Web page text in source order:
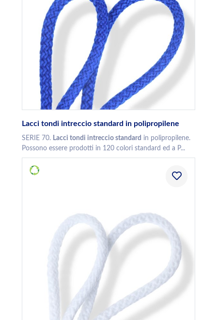
Lacci tondi intreccio standard in polipropilene
SERIE 70. Lacci tondi intreccio standard in polipropilene.
Possono essere prodotti in 120 colori standard ed a P...